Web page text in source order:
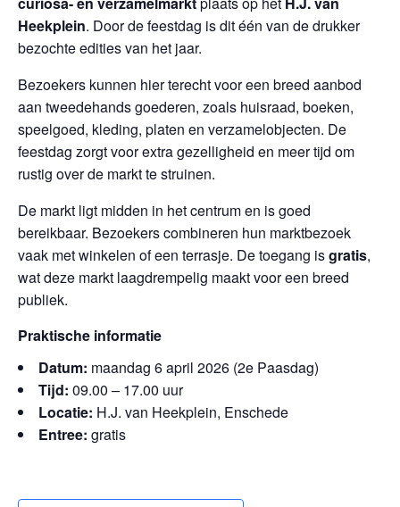
Heekplein. Door de feestdag is dit één van de drukker
bezochte edities van het jaar.
Bezoekers kunnen hier terecht voor een breed aanbod
aan tweedehands goederen, zoals huisraad, boeken,
speelgoed, kleding, platen en verzamelobjecten. De
feestdag zorgt voor extra gezelligheid en meer tijd om
rustig over de markt te struinen.
De markt ligt midden in het centrum en is goed
bereikbaar. Bezoekers combineren hun marktbezoek
vaak met winkelen of een terrasje. De toegang isgratis,
wat deze markt laagdrempelig maakt voor een breed
publiek.
Praktische informatie
Datum: maandag 6 april 2026 (2e Paasdag)
Tijd: 09.00 – 17.00 uur
Locatie: H.J. van Heekplein, Enschede
Entree: gratis